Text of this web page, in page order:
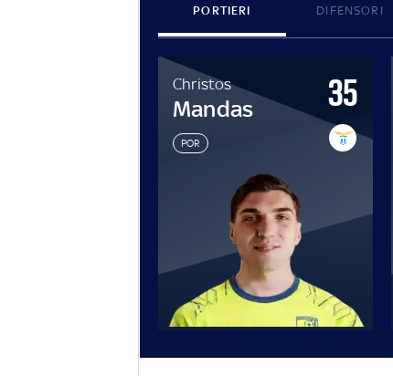
PORTIERI DIFENSORI
Christos
Mandas
POR
35